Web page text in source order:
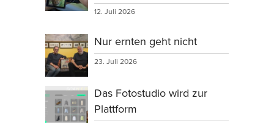
12. Juli 2026
Nur ernten geht nicht
23. Juli 2026
Das Fotostudio wird zur
Plattform